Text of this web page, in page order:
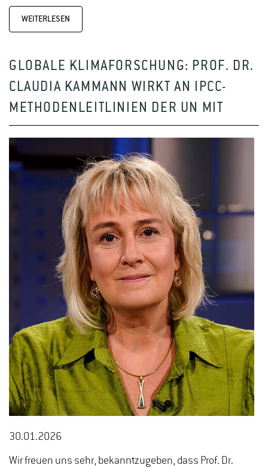
WEITERLESEN
GLOBALE KLIMAFORSCHUNG: PROF. DR.
CLAUDIA KAMMANN WIRKT AN IPCC-
METHODENLEITLINIEN DER UN MIT
30.01.2026
Wir freuen uns sehr, bekanntzugeben, dass Prof. Dr.